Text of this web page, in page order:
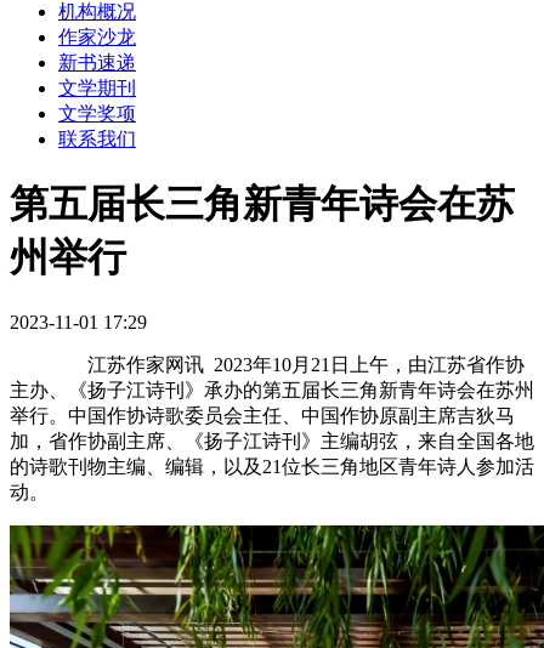
机构概况
作家沙龙
新书速递
文学期刊
文学奖项
联系我们
第五届长三角新青年诗会在苏
州举行
2023-11-01 17:29
江苏作家网讯 2023年10月21日上午，由江苏省作协
主办、《扬子江诗刊》承办的第五届长三角新青年诗会在苏州
举行。中国作协诗歌委员会主任、中国作协原副主席吉狄马
加，省作协副主席、《扬子江诗刊》主编胡弦，来自全国各地
的诗歌刊物主编、编辑，以及21位长三角地区青年诗人参加活
动。